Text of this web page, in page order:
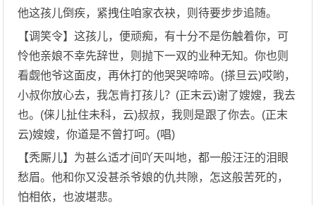
他这孩儿倒疾，紧拽住咱家衣袂，则待要步步追随。
【调笑令】这孩儿，便顽痴，有十分不是伤触着你，可
怜他亲娘不幸先辞世，则抛下一双的业种无知。你也则
看觑他爷这面皮，再休打的他哭哭啼啼。(搽旦云)哎哟，
小叔你放心去，我怎肯打孩儿？(正末云)谢了嫂嫂，我去
也。(俫儿扯住未科，云)叔叔，我则是跟了你去。(正末
云)嫂嫂，你道是不曾打呵。(唱)
【秃厮儿】为甚么适才间吖天叫地，都一般汪汪的泪眼
愁眉。他和你又没甚杀爷娘的仇共隙，怎这般苦死的，
怕相依，也波堪悲。